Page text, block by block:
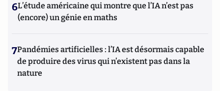
6L’étude américaine qui montre que l’IA n’est pas
(encore) un génie en maths
7Pandémies artificielles : l’IA est désormais capable
de produire des virus qui n’existent pas dans la
nature